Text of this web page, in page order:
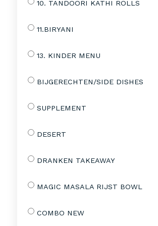
10. TANDOORI KATHI ROLLS
11.BIRYANI
13. KINDER MENU
BIJGERECHTEN/SIDE DISHES
SUPPLEMENT
DESERT
DRANKEN TAKEAWAY
MAGIC MASALA RIJST BOWL
COMBO NEW